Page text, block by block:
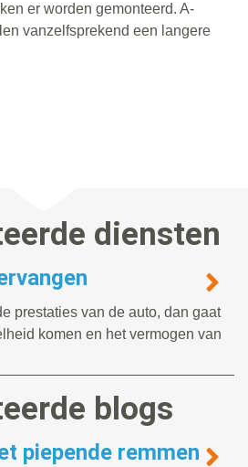
er worden gemonteerd. A-
vanzelfsprekend een langere
diensten
prestaties van de auto, dan gaat
komen en het vermogen van
blogs
piepende remmen